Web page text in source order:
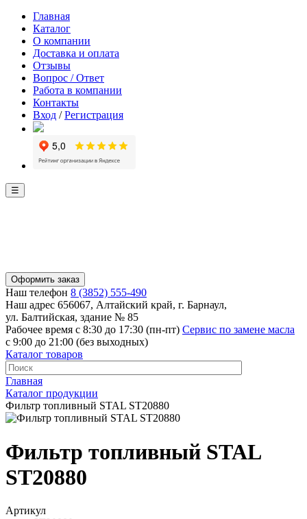
Главная
Каталог
О компании
Доставка и оплата
Отзывы
Вопрос / Ответ
Работа в компании
Контакты
Вход /Регистрация
☰
Оформить заказ
Наш телефон 8 (3852) 555-490
Наш адрес 656067, Алтайский край, г. Барнаул,
ул. Балтийская, здание № 85
Рабочее время с 8:30 до 17:30 (пн-пт) Сервис по замене масла
с 9:00 до 21:00 (без выходных)
Каталог товаров
Главная
Каталог продукции
Фильтр топливный STAL ST20880
Фильтр топливный STAL
ST20880
Артикул